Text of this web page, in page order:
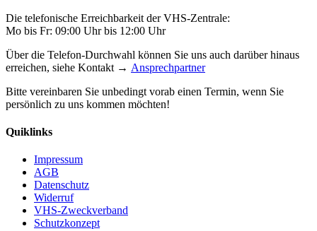
Die telefonische Erreichbarkeit der VHS-Zentrale:
Mo bis Fr: 09:00 Uhr bis 12:00 Uhr
Über die Telefon-Durchwahl können Sie uns auch darüber hinaus
erreichen, siehe Kontakt → Ansprechpartner
Bitte vereinbaren Sie unbedingt vorab einen Termin, wenn Sie
persönlich zu uns kommen möchten!
Quiklinks
Impressum
AGB
Datenschutz
Widerruf
VHS-Zweckverband
Schutzkonzept